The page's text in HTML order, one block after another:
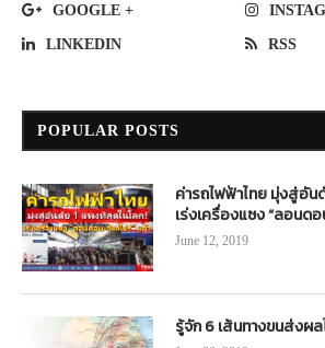
GOOGLE +
LINKEDIN RSS
POPULAR POSTS
ค่ารถไฟฟ้าไทย มุ่งสู่อัน
เร่งเครื่องแซง “ลอนด
June 12, 2019
รู้จัก 6 เส้นทางขนส่งผล